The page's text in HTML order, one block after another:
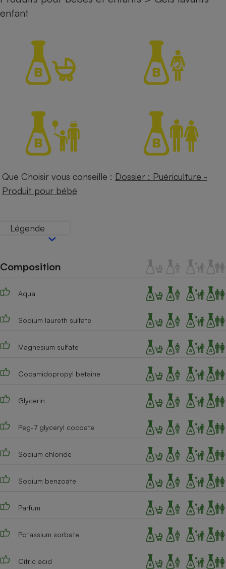
enfant
Que Choisir vous conseille : Dossier : Puériculture -
Produit pour bébé
Légende
Composition
Aqua
Sodium laureth sulfate
Magnesium sulfate
Cocamidopropyl betaine
Glycerin
Peg-7 glyceryl cocoate
Sodium chloride
Sodium benzoate
Parfum
Potassium sorbate
Citric acid
Assurance emprunteur
Lave-linge
induction
Ventilateur
Téléviseur
Antivirus
Climatiseur -
Mutuelle
Antimoustique